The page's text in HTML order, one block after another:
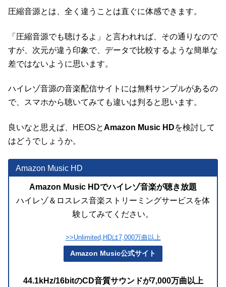
圧縮音源とは、全く違うことは直ぐに体感できます。
「圧縮音源でも聴けるよ」と言われれば、その通りなので
すが、次元が違う印象で、データで比較するような簡単な
差ではないように思います。
ハイレゾ音源の音楽配信サイトには無料サンプルがあるの
で、スマホから聴いてみても違いは判ると思います。
良いなと思えば、HEOSとAmazon Music HDを検討して
はどうでしょうか。
Amazon Music HD
Amazon Music HDでハイレゾ音楽が聴き放題
ハイレゾ＆ロスレス音楽ストリーミングサービスを体
験してみてください。
>>Unlimited,HDは7,000万曲以上
Amazon Music公式サイト
44.1kHz/16bitのCD音質サウンドが7,000万曲以上